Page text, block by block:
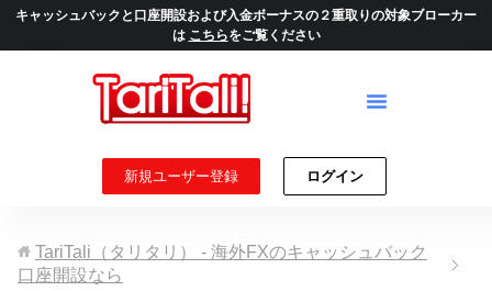
キャッシュバックと口座開設および入金ボーナスの２重取りの対象ブローカー
は こちらをご覧ください
新規ユーザー登録 ログイン
TariTali（タリタリ） - 海外FXのキャッシュバック
口座開設なら